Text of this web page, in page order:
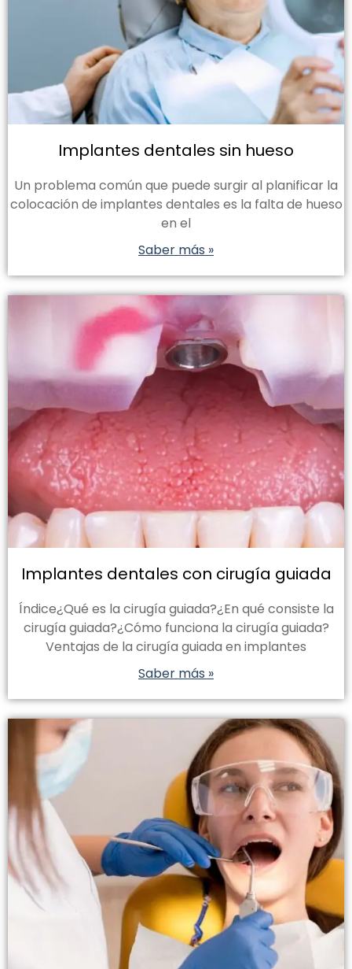
Implantes dentales sin hueso
Un problema común que puede surgir al planificar la
colocación de implantes dentales es la falta de hueso
en el
Saber más »
Implantes dentales con cirugía guiada
Índice¿Qué es la cirugía guiada?¿En qué consiste la
cirugía guiada?¿Cómo funciona la cirugía guiada?
Ventajas de la cirugía guiada en implantes
Saber más »